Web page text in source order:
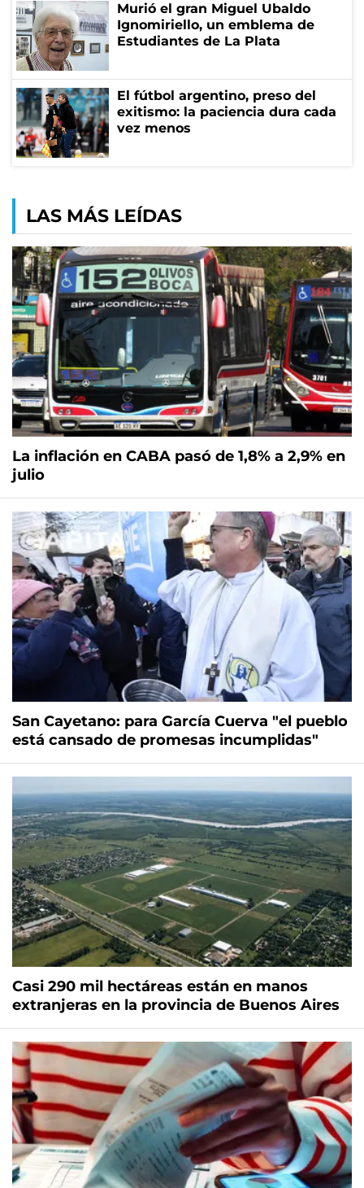
Murió el gran Miguel Ubaldo
Ignomiriello, un emblema de
Estudiantes de La Plata
El fútbol argentino, preso del
exitismo: la paciencia dura cada
vez menos
LAS MÁS LEÍDAS
La inflación en CABA pasó de 1,8% a 2,9% en
julio
San Cayetano: para García Cuerva "el pueblo
está cansado de promesas incumplidas"
Casi 290 mil hectáreas están en manos
extranjeras en la provincia de Buenos Aires